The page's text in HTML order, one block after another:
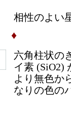
相性のよい
♦
六角柱状の
イ素 (SiO2)
より無色か
なりの色の